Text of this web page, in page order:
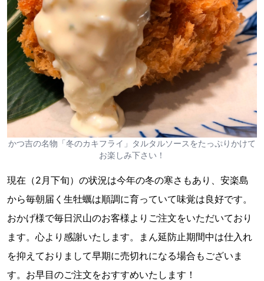
かつ吉の名物「冬のカキフライ」タルタルソースをたっぷりかけて
お楽しみ下さい！
現在（2月下旬）の状況は今年の冬の寒さもあり、安楽島
から毎朝届く生牡蠣は順調に育っていて味覚は良好です。
おかげ様で毎日沢山のお客様よりご注文をいただいており
ます。心より感謝いたします。まん延防止期間中は仕入れ
を抑えておりまして早期に売切れになる場合もございま
す。お早目のご注文をおすすめいたします！